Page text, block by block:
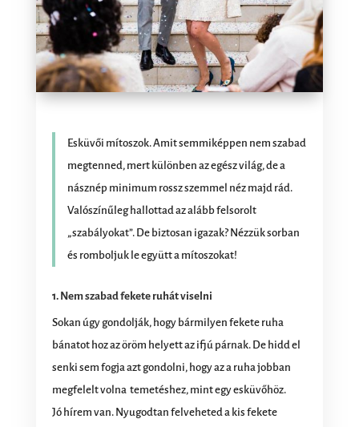
Esküvői mítoszok. Amit semmiképpen nem szabad
megtenned, mert különben az egész világ, de a
násznép minimum rossz szemmel néz majd rád.
Valószínűleg hallottad az alább felsorolt
„szabályokat”. De biztosan igazak? Nézzük sorban
és romboljuk le együtt a mítoszokat!
1. Nem szabad fekete ruhát viselni
Sokan úgy gondolják, hogy bármilyen fekete ruha
bánatot hoz az öröm helyett az ifjú párnak. De hidd el
senki sem fogja azt gondolni, hogy az a ruha jobban
megfelelt volna temetéshez, mint egy esküvőhöz.
Jó hírem van. Nyugodtan felveheted a kis fekete